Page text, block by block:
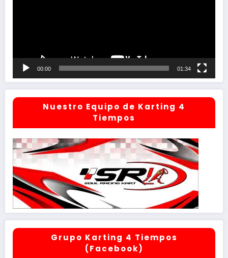
00:00 01:34
Nuestro Equipo de Karting 4
Tiempos
Grupo Karting 4 Tiempos
(Facebook)